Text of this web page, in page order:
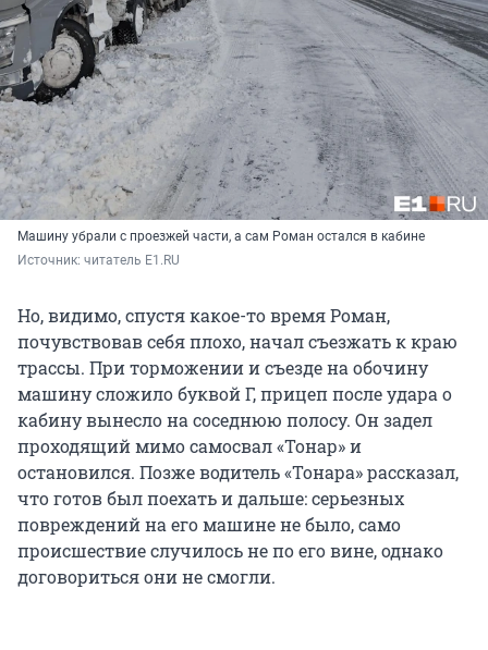
Машину убрали с проезжей части, а сам Роман остался в кабине
Источник: читатель E1.RU
Но, видимо, спустя какое-то время Роман,
почувствовав себя плохо, начал съезжать к краю
трассы. При торможении и съезде на обочину
машину сложило буквой Г, прицеп после удара о
кабину вынесло на соседнюю полосу. Он задел
проходящий мимо самосвал «Тонар» и
остановился. Позже водитель «Тонара» рассказал,
что готов был поехать и дальше: серьезных
повреждений на его машине не было, само
происшествие случилось не по его вине, однако
договориться они не смогли.